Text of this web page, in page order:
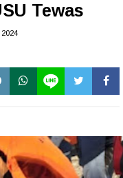
Tewas